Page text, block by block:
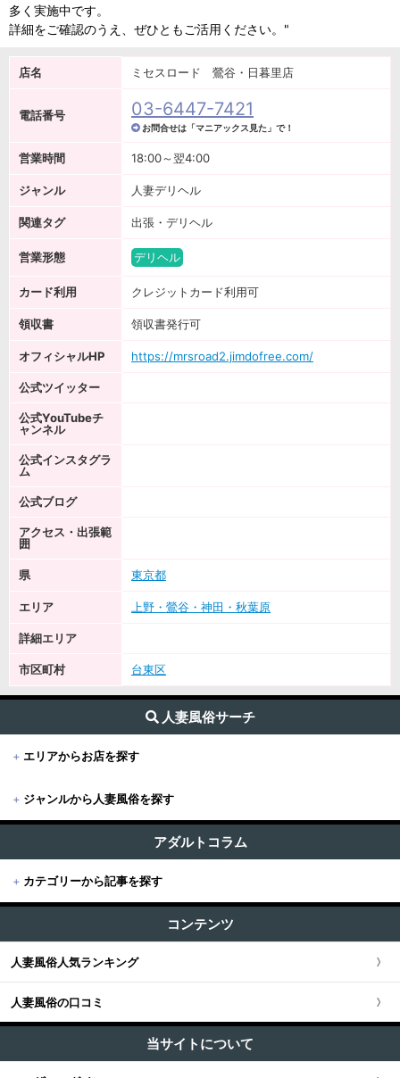
多く実施中です。
詳細をご確認のうえ、ぜひともご活用ください。"
店名 ミセスロード 鶯谷・日暮里店
電話番号 03-6447-7421
お問合せは「マニアックス見た」で！
営業時間 18:00～翌4:00
ジャンル 人妻デリヘル
関連タグ 出張・デリヘル
営業形態 デリヘル
カード利用 クレジットカード利用可
領収書 領収書発行可
オフィシャルHP https://mrsroad2.jimdofree.com/
公式ツイッター
公式YouTubeチ
ャンネル
公式インスタグラ
ム
公式ブログ
アクセス・出張範
囲
県 東京都
エリア 上野・鶯谷・神田・秋葉原
詳細エリア
市区町村 台東区
人妻風俗サーチ
+ エリアからお店を探す
+東京
東京全域
新宿・歌舞伎町・新大久保・高田馬場
池袋・大塚・巣鴨
五反田・品川・高輪・蒲田
関東版TOP
埼玉県
神奈川県
+関西
関西全域
大阪府
東海・北陸・甲信越版TOP
東海・北陸・甲信越全域
中国・四国版TOP
+九州・沖縄
+ ジャンルから人妻風俗を探す
アダルトコラム
+ カテゴリーから記事を探す
コンテンツ
人妻風俗人気ランキング
人妻風俗の口コミ
当サイトについて